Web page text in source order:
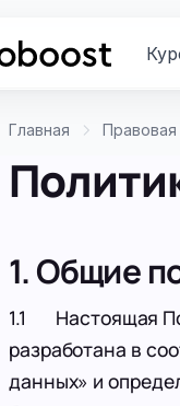
Главная
1. Общие
1.1 Настоящая
разработана в
данных» и